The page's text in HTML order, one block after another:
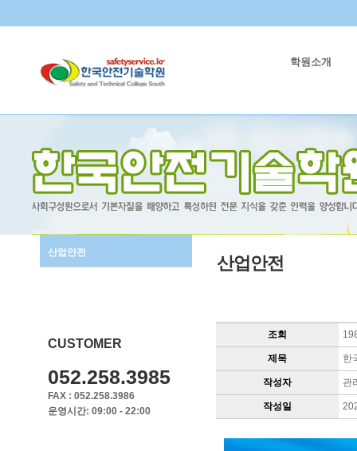
학원소개
산업안전
CUSTOMER
052.258.3985
FAX : 052.258.3986
운영시간: 09:00 - 22:00
산업안전
조회
제목 한
작성자 관
작성일